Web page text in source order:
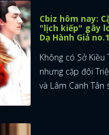
Cbiz hôm nay:
"lịch kiếp" gây
Dạ Hành Giả no.1
Không có Sở Kiều
nhưng cặp đôi
và Lâm Canh Tân